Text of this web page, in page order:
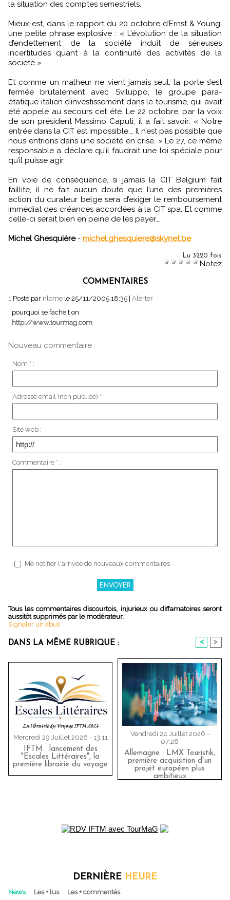
la situation des comptes semestriels.
Mieux est, dans le rapport du 20 octobre d’Ernst & Young,
une petite phrase explosive : « L’évolution de la situation
d’endettement de la société induit de sérieuses
incertitudes quant à la continuité des activités de la
société ».
Et comme un malheur ne vient jamais seul, la porte s’est
fermée brutalement avec Sviluppo, le groupe para-
étatique italien d’investissement dans le tourisme, qui avait
été appelé au secours cet été. Le 22 octobre, par la voix
de son président Massimo Caputi, il a fait savoir: « Notre
entrée dans la CIT est impossible…. Il n’est pas possible que
nous entrions dans une société en crise. » Le 27, ce même
responsable a déclare qu’il faudrait une loi spéciale pour
qu’il puisse agir.
En voie de conséquence, si jamais la CIT Belgium fait
faillite, il ne fait aucun doute que l’une des premières
action du curateur belge sera d’exiger le remboursement
immédiat des créances accordées à la CIT spa. Et comme
celle-ci serait bien en peine de les payer….
Michel Ghesquière- michel.ghesquiere@skynet.be
Lu 3220 fois
Notez
COMMENTAIRES
1.Posté par nlome le 25/11/2005 18:35 Alerter
pourquoi se fache t on
http://www.tourmag.com
Nouveau commentaire :
Nom * :
Adresse email (non publiée) * :
Site web :
Commentaire * :
Me notifier l'arrivée de nouveaux commentaires
Tous les commentaires discourtois, injurieux ou diffamatoires seront
aussitôt supprimés par le modérateur.
Signaler un abus
DANS LA MÊME RUBRIQUE : < >
Mercredi 29 Juillet 2026 - 13:11
IFTM : lancement des
"Escales Littéraires", la
première librairie du voyage
Vendredi 24 Juillet 2026 -
07:28
Allemagne : LMX Touristik,
première acquisition d'un
projet européen plus
ambitieux
DERNIÈRE HEURE
News Les + lus Les + commentés